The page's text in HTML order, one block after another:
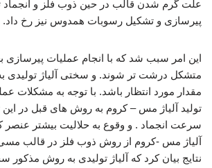
علت گرم شدن قالب در حین ذوب فلز و انجماد
پیرسازی و تشکیل رسوبات همدوس نیز رخ داد.
این امر سبب شد که با انجام عملیات پیرسازی
متشکل درشت تر شوند. و سختی آلیاژ تولیدی
مقدار مورد انتظار باشد. با توجه به مشکلات
تولید آلیاژ مس – کروم به روش های قبل در
سرعت انجماد . و وقوع به حلالیت بیشتر عنصر
آلیاژ مس -کروم از روش ذوب فلز در قالب
نتایج بیان کرد که آلیاژ تولیدی به روش